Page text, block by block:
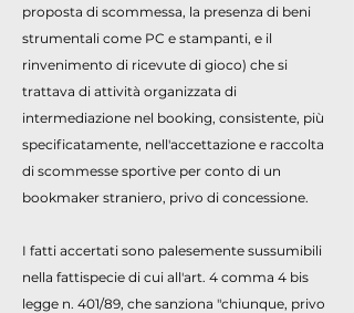
proposta di scommessa, la presenza di beni
strumentali come PC e stampanti, e il
rinvenimento di ricevute di gioco) che si
trattava di attività organizzata di
intermediazione nel booking, consistente, più
specificatamente, nell'accettazione e raccolta
di scommesse sportive per conto di un
bookmaker straniero, privo di concessione.
I fatti accertati sono palesemente sussumibili
nella fattispecie di cui all'art. 4 comma 4 bis
legge n. 401/89, che sanziona "chiunque, privo